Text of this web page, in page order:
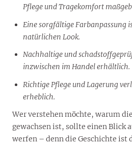
Pflege und Tragekomfort
Eine sorgfältige Farbanpassung
natürlichen Look.
Nachhaltige und
inzwischen im Handel erhältlich.
Richtige Pflege und Lagerung
erheblich.
Wer verstehen möchte, warum
gewachsen ist, sollte einen Blick
werfen – denn die Geschichte ist